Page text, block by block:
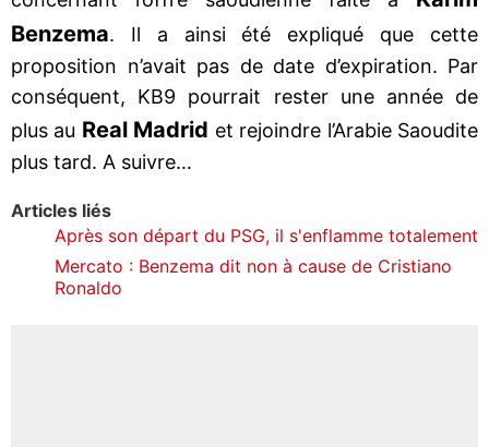
Benzema. Il a ainsi été expliqué que cette
proposition n’avait pas de date d’expiration. Par
conséquent, KB9 pourrait rester une année de
plus au Real Madrid et rejoindre l’Arabie Saoudite
plus tard. A suivre…
Articles liés
Après son départ du PSG, il s'enflamme totalement
Mercato : Benzema dit non à cause de Cristiano
Ronaldo